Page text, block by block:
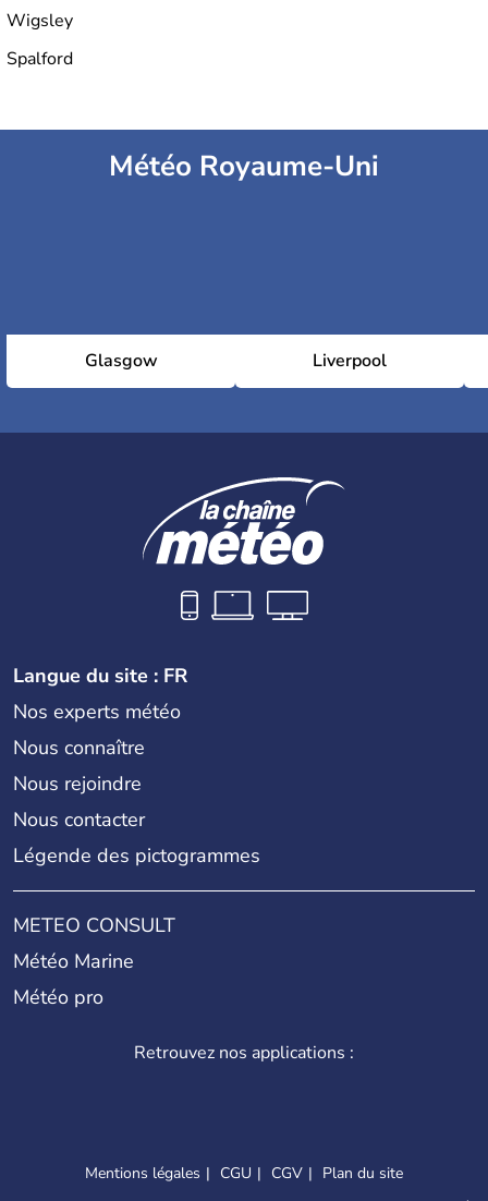
Wigsley
Spalford
Météo Royaume-Uni
Glasgow Liverpool
Langue du site : FR
Nos experts météo
Nous connaître
Nous rejoindre
Nous contacter
Légende des pictogrammes
METEO CONSULT
Météo Marine
Météo pro
Retrouvez nos applications :
Mentions légales CGU CGV
Plan du site